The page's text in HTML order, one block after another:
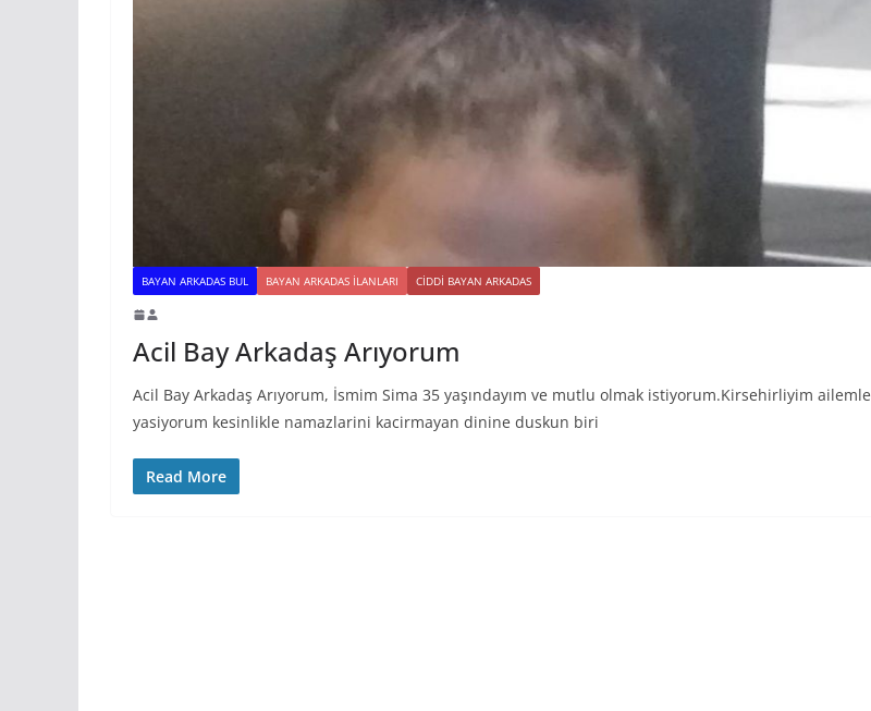
BAYAN ARKADAS BUL BAYAN ARKADAS ILANLARI CIDDI BAYAN ARKADAS
Acil Bay Arkadaş Arıyorum
Acil Bay Arkadaş Arıyorum, İsmim Sima 35 yaşındayım ve mutlu olmak istiyorum.Kirsehirliyim ailemle
yasiyorum kesinlikle namazlarini kacirmayan dinine duskun biri
Read More